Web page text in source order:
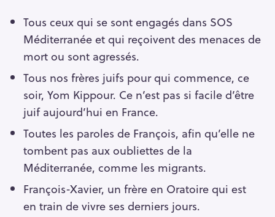
Tous ceux qui se sont engagés dans SOS
Méditerranée et qui reçoivent des menaces de
mort ou sont agressés.
Tous nos frères juifs pour qui commence, ce
soir, Yom Kippour. Ce n’est pas si facile d’être
juif aujourd’hui en France.
Toutes les paroles de François, afin qu’elle ne
tombent pas aux oubliettes de la
Méditerranée, comme les migrants.
François-Xavier, un frère en Oratoire qui est
en train de vivre ses derniers jours.